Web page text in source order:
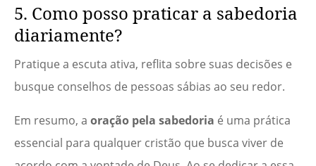
5. Como posso praticar a sabedoria
diariamente?
Pratique a escuta ativa, reflita sobre suas decisões e
busque conselhos de pessoas sábias ao seu redor.
Em resumo, a oração pela sabedoria é uma prática
essencial para qualquer cristão que busca viver de